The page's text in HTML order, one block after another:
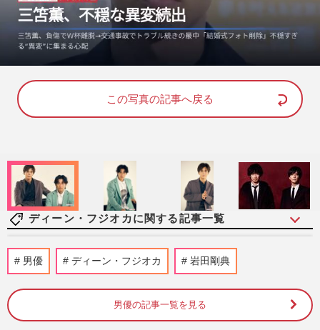
n
u
o
d
d
:
8
この写真の記事へ戻る
ディーン・フジオカに関する記事一覧
《朝ドラ「理想の男性パートナー」ランキ
ングTOP10》『あんぱん』北村匠海、『あ
週刊女性2026年6月2日号 2026/5/19
男優 ディーン・フジオカ 岩田剛典
男優の記事一覧を見る